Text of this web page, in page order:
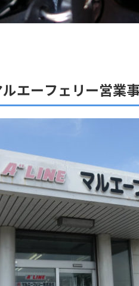
エーフェリー営業事